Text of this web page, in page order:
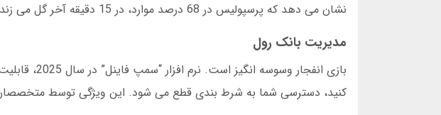
نشان می دهد که پرسپولیس در 68 درصد موارد، در 15 دقیقه آخر گل می زند. این آمار در شرط بندی لحظه ای طلایی است.
مدیریت بانک رول
کنید، دسترسی شما به شرط بندی قطع می شود. این ویژگی توسط